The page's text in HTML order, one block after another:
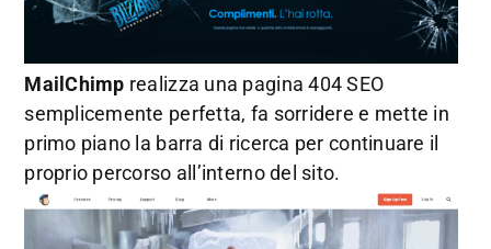
MailChimp realizza una pagina 404 SEO
semplicemente perfetta, fa sorridere e mette in
primo piano la barra di ricerca per continuare il
proprio percorso all’interno del sito.